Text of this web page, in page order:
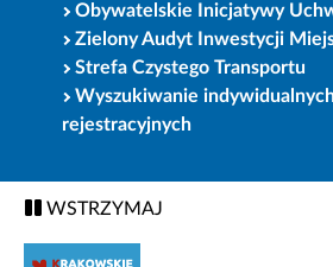
Obywatelskie Inicjatywy
Zielony Audyt Inwestycji
Strefa Czystego Transportu
Wyszukiwanie
rejestracyjnych
WSTRZYMAJ